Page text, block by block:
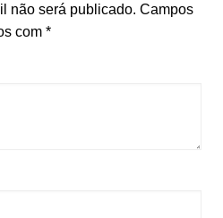
não será publicado. Campos
com *